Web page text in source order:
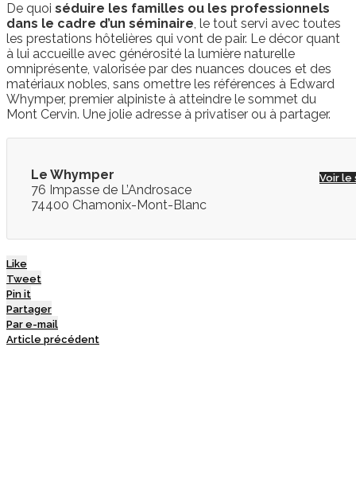
De quoi séduire les familles ou les professionnels
dans le cadre d’un séminaire, le tout servi avec toutes
les prestations hôtelières qui vont de pair. Le décor quant
à lui accueille avec générosité la lumière naturelle
omniprésente, valorisée par des nuances douces et des
matériaux nobles, sans omettre les références à Edward
Whymper, premier alpiniste à atteindre le sommet du
Mont Cervin. Une jolie adresse à privatiser ou à partager.
Le Whymper
76 Impasse de L’Androsace
74400 Chamonix-Mont-Blanc
Voir le
Like
Tweet
Pin it
Partager
Par e-mail
Article précédent